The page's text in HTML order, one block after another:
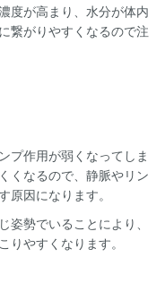
度が高まり、水分が体内
繋がりやすくなるので注
プ作用が弱くなってしま
くなるので、静脈やリン
原因になります。
姿勢でいることにより、
りやすくなります。